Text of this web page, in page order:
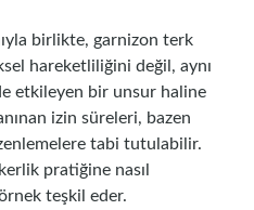
birlikte, garnizon terk
hareketliliğini değil, aynı
etkileyen bir unsur haline
izin süreleri, bazen
tabi tutulabilir.
pratiğine nasıl
teşkil eder.